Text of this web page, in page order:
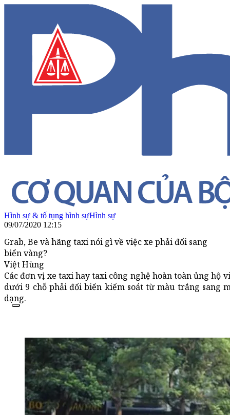
Hình sự & tố tụng hình sựHình sự
09/07/2020 12:15
Grab, Be và hãng taxi nói gì về việc xe phải đổi sang
biển vàng?
Việt Hùng
Các đơn vị xe taxi hay taxi công nghệ hoàn toàn ủng hộ
dưới 9 chỗ phải đổi biển kiểm soát từ màu trắng sang
dạng.